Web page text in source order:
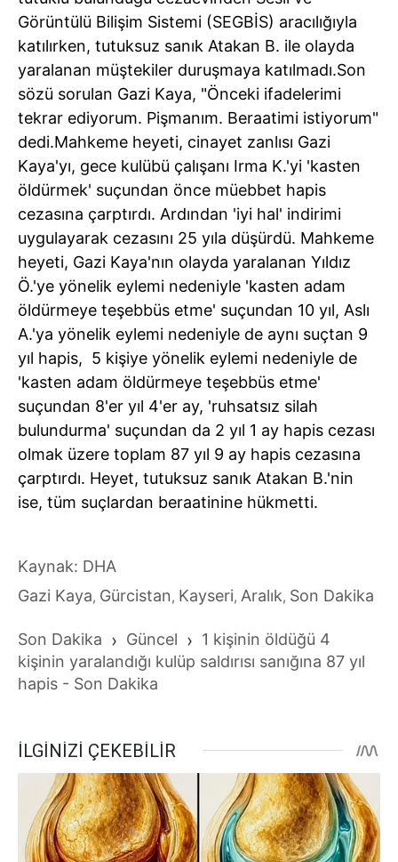
Görüntülü Bilişim Sistemi (SEGBİS) aracılığıyla
katılırken, tutuksuz sanık Atakan B. ile olayda
yaralanan müştekiler duruşmaya katılmadı.Son
sözü sorulan Gazi Kaya, "Önceki ifadelerimi
tekrar ediyorum. Pişmanım. Beraatimi istiyorum"
dedi.Mahkeme heyeti, cinayet zanlısı Gazi
Kaya'yı, gece kulübü çalışanı Irma K.'yi 'kasten
öldürmek' suçundan önce müebbet hapis
cezasına çarptırdı. Ardından 'iyi hal' indirimi
uygulayarak cezasını 25 yıla düşürdü. Mahkeme
heyeti, Gazi Kaya'nın olayda yaralanan Yıldız
Ö.'ye yönelik eylemi nedeniyle 'kasten adam
öldürmeye teşebbüs etme' suçundan 10 yıl, Aslı
A.'ya yönelik eylemi nedeniyle de aynı suçtan 9
yıl hapis, 5 kişiye yönelik eylemi nedeniyle de
'kasten adam öldürmeye teşebbüs etme'
suçundan 8'er yıl 4'er ay, 'ruhsatsız silah
bulundurma' suçundan da 2 yıl 1 ay hapis cezası
olmak üzere toplam 87 yıl 9 ay hapis cezasına
çarptırdı. Heyet, tutuksuz sanık Atakan B.'nin
ise, tüm suçlardan beraatinine hükmetti.
Kaynak: DHA
Gazi Kaya, Gürcistan, Kayseri, Aralık, Son Dakika
Son Dakika › Güncel › 1 kişinin öldüğü 4
kişinin yaralandığı kulüp saldırısı sanığına 87 yıl
hapis - Son Dakika